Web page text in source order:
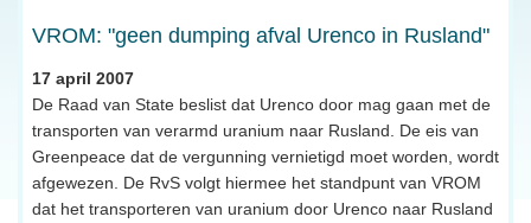
VROM: "geen dumping afval Urenco in Rusland"
17 april 2007
De Raad van State beslist dat Urenco door mag gaan met de
transporten van verarmd uranium naar Rusland. De eis van
Greenpeace dat de vergunning vernietigd moet worden, wordt
afgewezen. De RvS volgt hiermee het standpunt van VROM
dat het transporteren van uranium door Urenco naar Rusland